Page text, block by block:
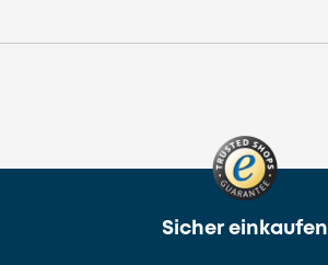
Sicher einkaufen